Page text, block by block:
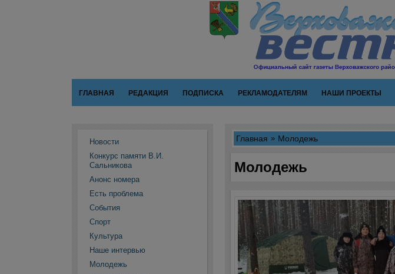
ГЛАВНАЯ РЕДАКЦИЯ ПОДПИСКА РЕКЛАМОДАТЕЛЯМ НАШИ ПРОЕКТЫ
Новости
Конкурс памяти В.И.
Сальникова
Анонс номера
Есть проблема
События
Спорт
Культура
Наше интервью
Молодежь
Главная Молодежь
Молодежь